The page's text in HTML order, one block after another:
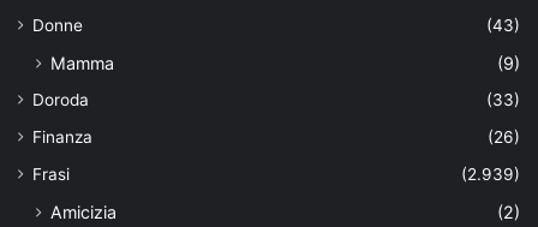
Donne
(43)
Mamma (9)
Doroda
(33)
Finanza
(26)
Frasi
(2.939)
Amicizia
(2)